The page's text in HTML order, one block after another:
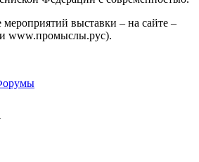
выставки – на сайте –
и www.промыслы.рус).